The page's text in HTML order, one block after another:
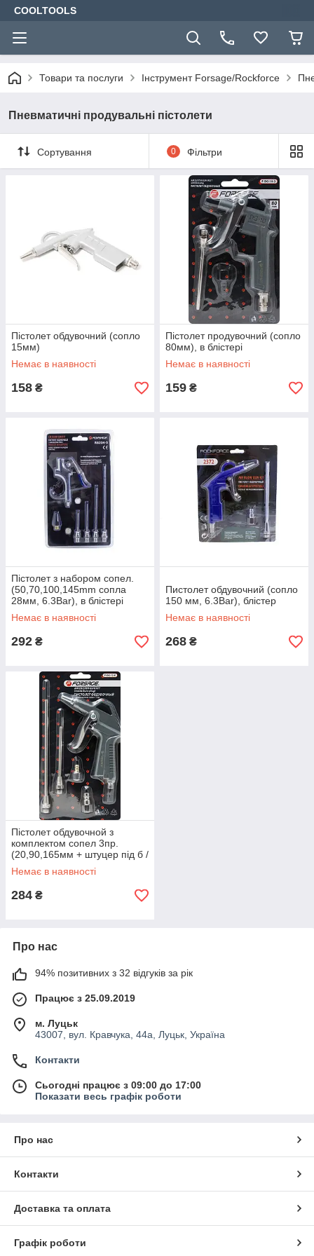
COOLTOOLS
Товари та послуги Інструмент Forsage/Rockforce
Пневматичні продувальні пістолети
Сортування 0 Фільтри
Пістолет обдувочний (сопло
15мм)
Немає в наявності
158 ₴
Пістолет продувочний (сопло
80мм), в блістері
Немає в наявності
159 ₴
Пістолет з набором сопел.
(50,70,100,145mm сопла
28мм, 6.3Bar), в блістері
Немає в наявності
292 ₴
Пистолет обдувочний (сопло
150 мм, 6.3Bar), блістер
Немає в наявності
268 ₴
Пістолет обдувочной з
комплектом сопел 3пр.
(20,90,165мм + штуцер під б /
д + штуцер ялинка 8 мм), в
Немає в наявності
284 ₴
Про нас
94% позитивних з 32 відгуків за рік
Працює з 25.09.2019
м. Луцьк
43007, вул. Кравчука, 44а, Луцьк, Україна
Контакти
Сьогодні працює з 09:00 до 17:00
Показати весь графік роботи
Про нас
Контакти
Доставка та оплата
Графік роботи